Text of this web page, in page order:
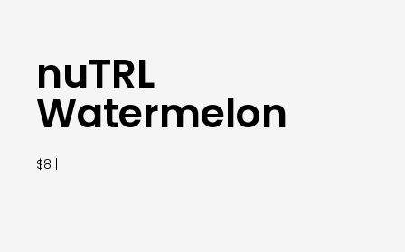
nuTRL
Watermelon
$8 |